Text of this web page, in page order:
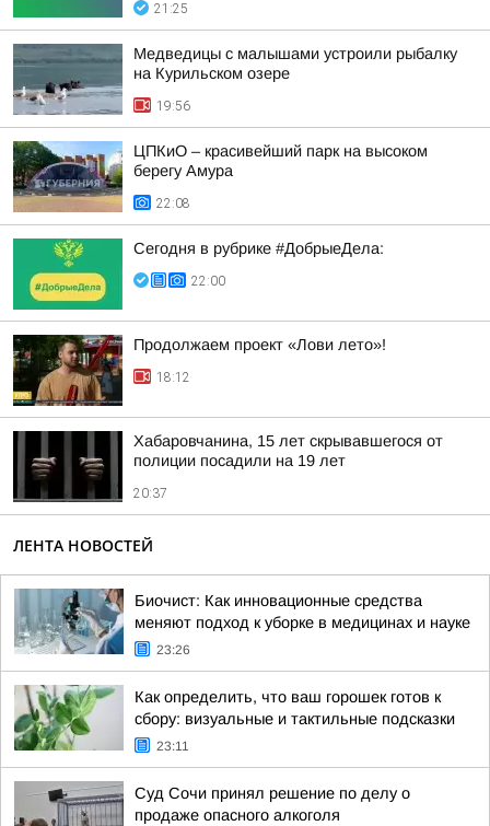
21:25
Медведицы с малышами устроили рыбалку
на Курильском озере
19:56
ЦПКиО – красивейший парк на высоком
берегу Амура
22:08
Сегодня в рубрике #ДобрыеДела:
22:00
Продолжаем проект «Лови лето»!
18:12
Хабаровчанина, 15 лет скрывавшегося от
полиции посадили на 19 лет
20:37
ЛЕНТА НОВОСТЕЙ
Биочист: Как инновационные средства
меняют подход к уборке в медицинах и науке
23:26
Как определить, что ваш горошек готов к
сбору: визуальные и тактильные подсказки
23:11
Суд Сочи принял решение по делу о
продаже опасного алкоголя